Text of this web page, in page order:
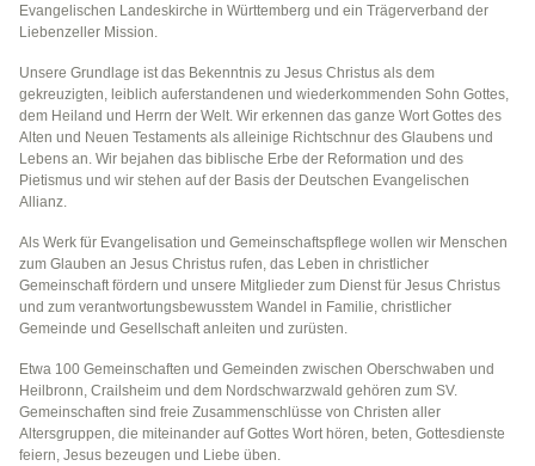
Evangelischen Landeskirche in Württemberg und ein Trägerverband der
Liebenzeller Mission.
Unsere Grundlage ist das Bekenntnis zu Jesus Christus als dem
gekreuzigten, leiblich auferstandenen und wiederkommenden Sohn Gottes,
dem Heiland und Herrn der Welt. Wir erkennen das ganze Wort Gottes des
Alten und Neuen Testaments als alleinige Richtschnur des Glaubens und
Lebens an. Wir bejahen das biblische Erbe der Reformation und des
Pietismus und wir stehen auf der Basis der Deutschen Evangelischen
Allianz.
Als Werk für Evangelisation und Gemeinschaftspflege wollen wir Menschen
zum Glauben an Jesus Christus rufen, das Leben in christlicher
Gemeinschaft fördern und unsere Mitglieder zum Dienst für Jesus Christus
und zum verantwortungsbewusstem Wandel in Familie, christlicher
Gemeinde und Gesellschaft anleiten und zurüsten.
Etwa 100 Gemeinschaften und Gemeinden zwischen Oberschwaben und
Heilbronn, Crailsheim und dem Nordschwarzwald gehören zum SV.
Gemeinschaften sind freie Zusammenschlüsse von Christen aller
Altersgruppen, die miteinander auf Gottes Wort hören, beten, Gottesdienste
feiern, Jesus bezeugen und Liebe üben.